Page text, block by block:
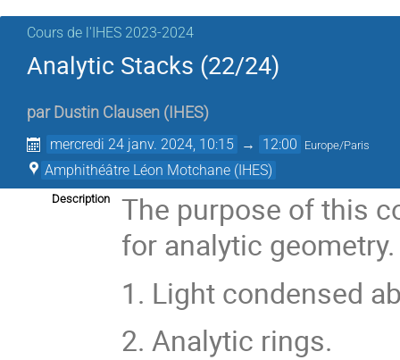
Cours de l'IHES 2023-2024
Analytic Stacks (22/24)
par Dustin Clausen ( IHES)
mercredi 24 janv. 2024, 10:15 → 12:00 Europe/Paris
Amphithéâtre Léon Motchane (IHES)
Description
The purpose of this
for analytic
1. Light condensed
2. Analytic rings.